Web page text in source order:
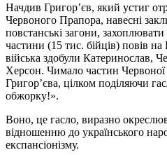
Начдив Григор’єв, який устиг
Червоного Прапора, навесні
повстанські загони, захоплювати
частини (15 тис. бійців) повів
війська здобули Катеринослав,
Херсон. Чимало частин Червоної
Григор’єва, цілком поділяючи
обжорку!».
Воно, це гасло, виразно
відношенню до українського
експансіонізму.